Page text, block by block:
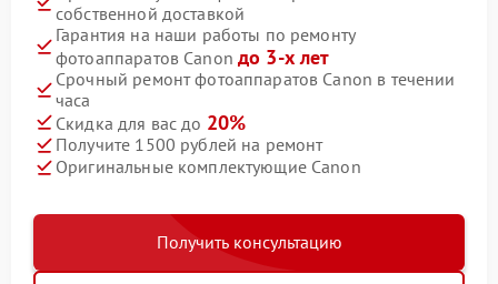
собственной доставкой
Гарантия на наши работы по ремонту
фотоаппаратов Canonдо 3-х лет
Срочный ремонт фотоаппаратов Canon в течении
часа
Скидка для вас до 20%
Получите 1500 рублей на ремонт
Оригинальные комплектующие Canon
Получить консультацию